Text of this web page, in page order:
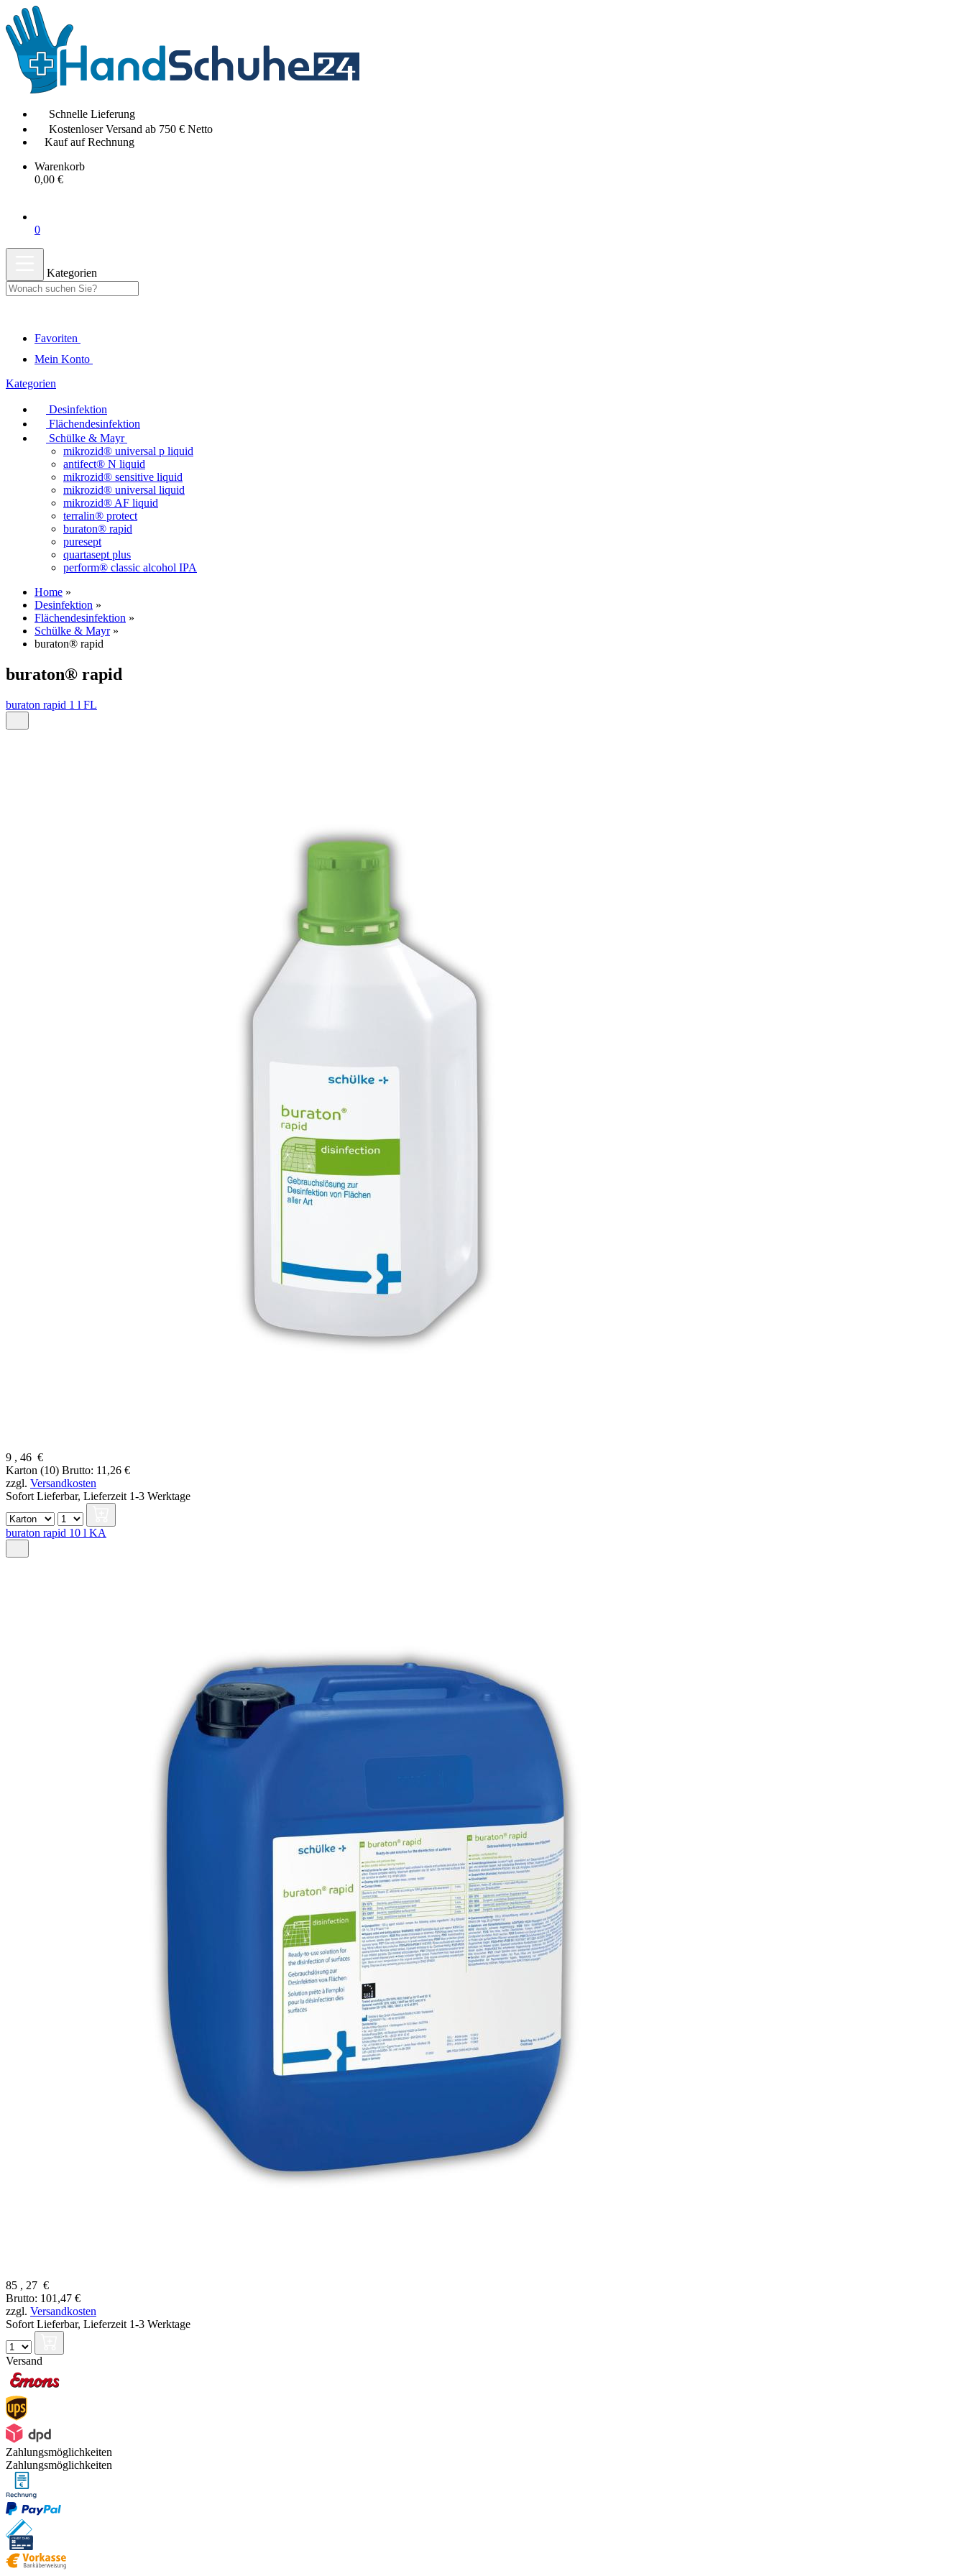
Schnelle Lieferung
Kostenloser Versand ab 750 € Netto
Kauf auf Rechnung
Warenkorb
0,00 €
0
Kategorien
Favoriten
Mein Konto
Kategorien
Desinfektion
Flächendesinfektion
Schülke & Mayr
mikrozid® universal p liquid
antifect® N liquid
mikrozid® sensitive liquid
mikrozid® universal liquid
mikrozid® AF liquid
terralin® protect
buraton® rapid
puresept
quartasept plus
perform® classic alcohol IPA
Home »
Desinfektion »
Flächendesinfektion »
Schülke & Mayr »
buraton® rapid
buraton® rapid
buraton rapid 1 l FL
9 , 46 €
Karton (10) Brutto: 11,26 €
zzgl. Versandkosten
Sofort Lieferbar, Lieferzeit 1-3 Werktage
buraton rapid 10 l KA
85 , 27 €
Brutto: 101,47 €
zzgl. Versandkosten
Sofort Lieferbar, Lieferzeit 1-3 Werktage
Versand
Zahlungsmöglichkeiten
Zahlungsmöglichkeiten